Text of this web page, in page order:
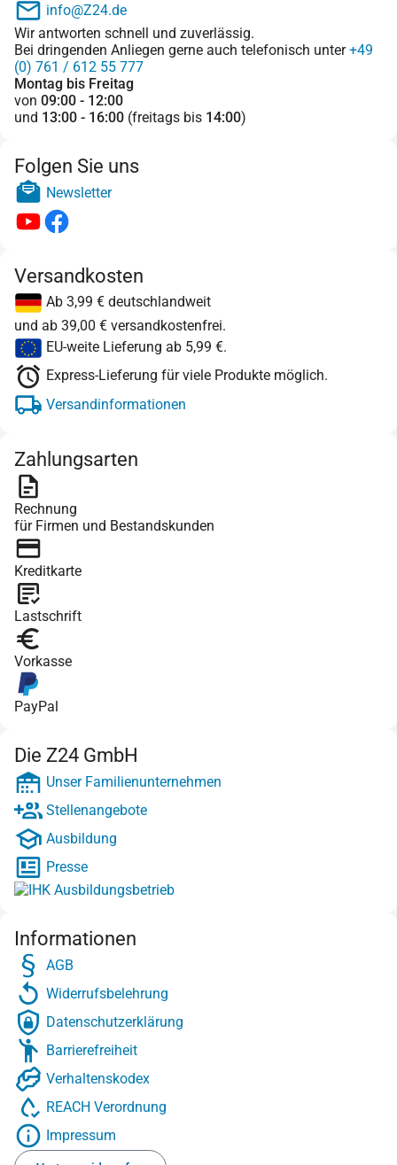
info@Z24.de
Wir antworten schnell und zuverlässig.
Bei dringenden Anliegen gerne auch telefonisch unter+49
(0) 761 / 612 55 777
Montag bis Freitag
von 09:00 - 12:00
und 13:00 - 16:00 (freitags bis 14:00)
Folgen Sie uns
Newsletter
Versandkosten
Ab 3,99 € deutschlandweit
und ab 39,00 € versandkostenfrei.
EU-weite Lieferung ab 5,99 €.
Express-Lieferung für viele Produkte möglich.
Versandinformationen
Zahlungsarten
Rechnung
für Firmen und Bestandskunden
Kreditkarte
Lastschrift
Vorkasse
PayPal
Die Z24 GmbH
Unser Familienunternehmen
Stellenangebote
Ausbildung
Presse
Informationen
AGB
Widerrufsbelehrung
Datenschutzerklärung
Barrierefreiheit
Verhaltenskodex
REACH Verordnung
Impressum